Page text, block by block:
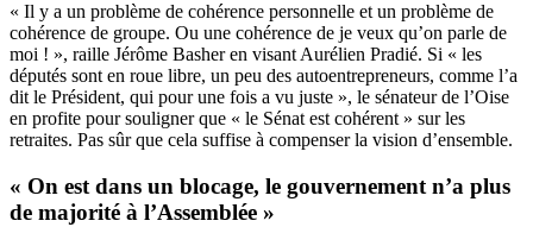
« Il y a un problème de cohérence personnelle et un problème de
cohérence de groupe. Ou une cohérence de je veux qu’on parle de
moi ! », raille Jérôme Basher en visant Aurélien Pradié. Si « les
députés sont en roue libre, un peu des autoentrepreneurs, comme l’a
dit le Président, qui pour une fois a vu juste », le sénateur de l’Oise
en profite pour souligner que « le Sénat est cohérent » sur les
retraites. Pas sûr que cela suffise à compenser la vision d’ensemble.
« On est dans un blocage, le gouvernement n’a plus
de majorité à l’Assemblée »